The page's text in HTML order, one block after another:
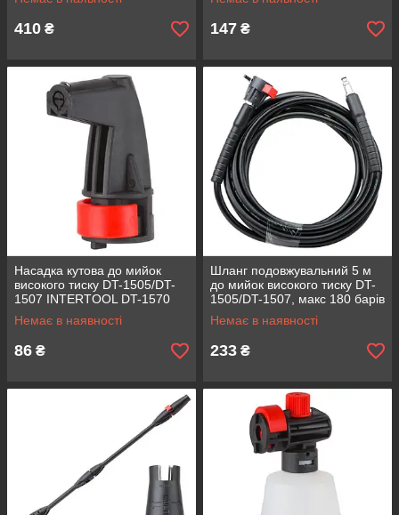
410 ₴ 147 ₴
Насадка кутова до мийок
високого тиску DT-1505/DT-
1507 INTERTOOL DT-1570
Немає в наявності
86 ₴
Шланг подовжувальний 5 м
до мийок високого тиску DT-
1505/DT-1507, макс 180 барів
INTERTOOL DT-1575
Немає в наявності
233 ₴